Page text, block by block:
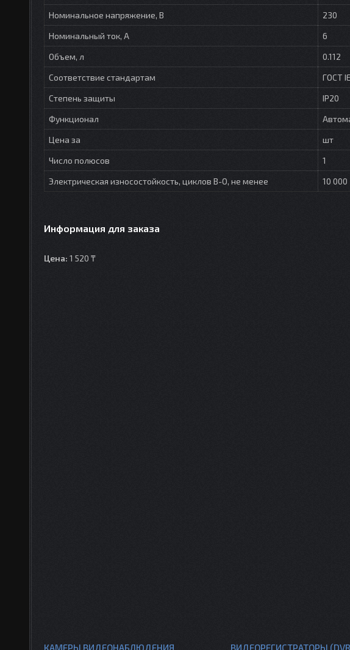
Номинальное напряжение, В
230
Номинальный ток, А
6
Объем, л
0.112
Соответствие стандартам
ГОСТ
Степень защиты
IP20
Функционал
Цена за
шт
Число полюсов
1
Электрическая износостойкость, циклов В-О, не менее
10 000
Информация для заказа
Цена: 1 520 ₸
КАМЕРЫ ВИДЕОНАБЛЮДЕНИЯ ВИДЕОРЕГИСТРАТОРЫ